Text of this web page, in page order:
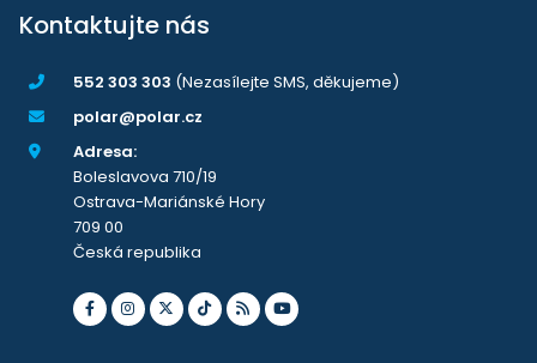
Kontaktujte nás
552 303 303 (Nezasílejte SMS, děkujeme)
polar@polar.cz
Adresa:
Boleslavova 710/19
Ostrava-Mariánské Hory
709 00
Česká republika